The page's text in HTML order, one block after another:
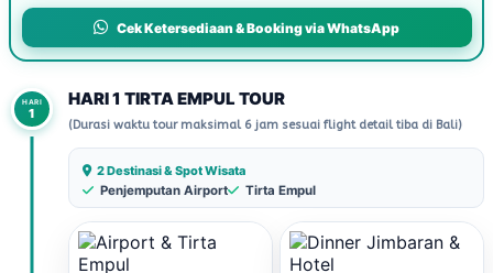
Cek Ketersediaan & Booking via WhatsApp
HARI
1
HARI 1 TIRTA EMPUL TOUR
(Durasi waktu tour maksimal 6 jam sesuai flight detail tiba di Bali)
2 Destinasi & Spot Wisata
Penjemputan Airport
Tirta Empul